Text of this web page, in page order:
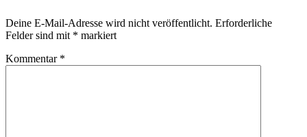
Deine E-Mail-Adresse wird nicht veröffentlicht. Erforderliche
Felder sind mit * markiert
Kommentar *